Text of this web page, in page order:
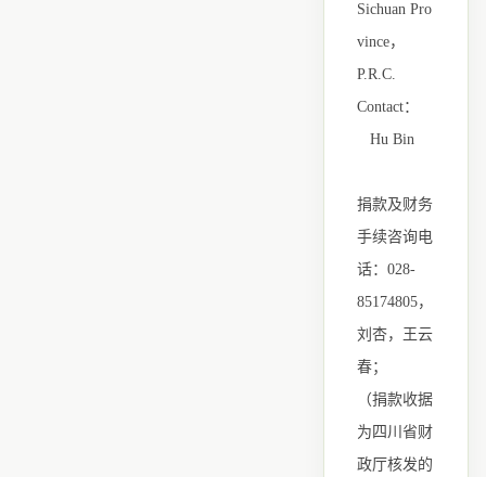
Sichuan Pro
vince，
P.R.C.
Contact：
Hu Bin
捐款及财务
手续咨询电
话：028-
85174805，
刘杏，王云
春；
（捐款收据
为四川省财
政厅核发的